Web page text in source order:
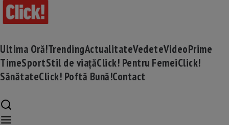
Ultima Oră!TrendingActualitateVedeteVideoPrime
TimeSportStil de viațăClick! Pentru FemeiClick!
SănătateClick! Poftă Bună!Contact